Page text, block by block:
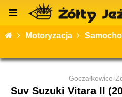
Wyszukiwanie
Motoryzacja
Goczałkowice-
Suv Suzuki Vitara II